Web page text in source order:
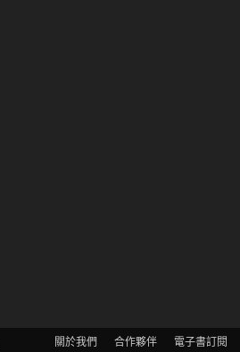
關於我們 合作夥伴 電子書訂閱